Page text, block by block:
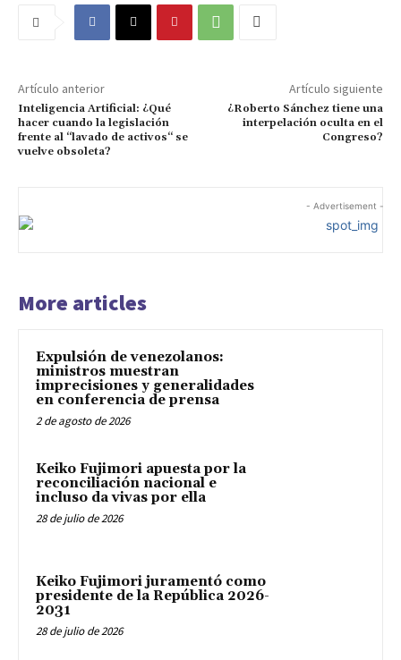
Artículo anterior
Inteligencia Artificial: ¿Qué
hacer cuando la legislación
frente al “lavado de activos“ se
vuelve obsoleta?
Artículo siguiente
¿Roberto Sánchez tiene una
interpelación oculta en el
Congreso?
- Advertisement -
More articles
Expulsión de venezolanos:
ministros muestran
imprecisiones y generalidades
en conferencia de prensa
2 de agosto de 2026
Keiko Fujimori apuesta por la
reconciliación nacional e
incluso da vivas por ella
28 de julio de 2026
Keiko Fujimori juramentó como
presidente de la República 2026-
2031
28 de julio de 2026